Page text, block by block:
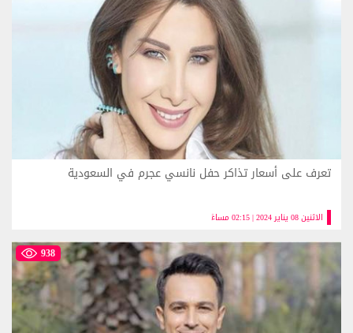
الاثنين 08 يناير 2024 | 02:15 مساءً
تعرف على أسعار تذاكر حفل نانسي عجرم في السعودية
938